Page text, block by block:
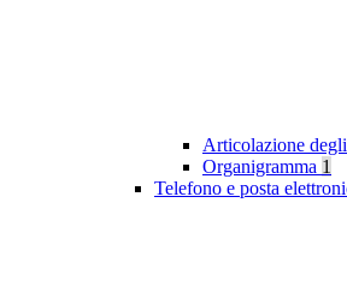
Articolazione
Organigramma 1
Telefono e posta